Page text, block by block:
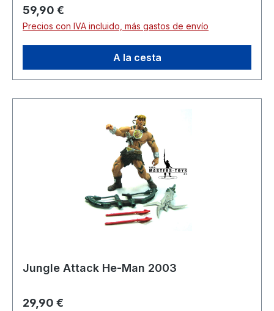
Precio normal:
59,90 €
Precios con IVA incluido, más gastos de envío
A la cesta
Jungle Attack He-Man 2003
Precio normal:
29,90 €